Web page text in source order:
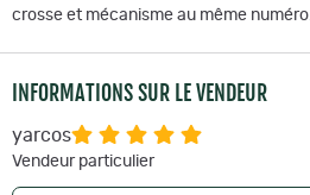
crosse et mécanisme au même numéro.
INFORMATIONS SUR LE VENDEUR
yarcos
Vendeur particulier